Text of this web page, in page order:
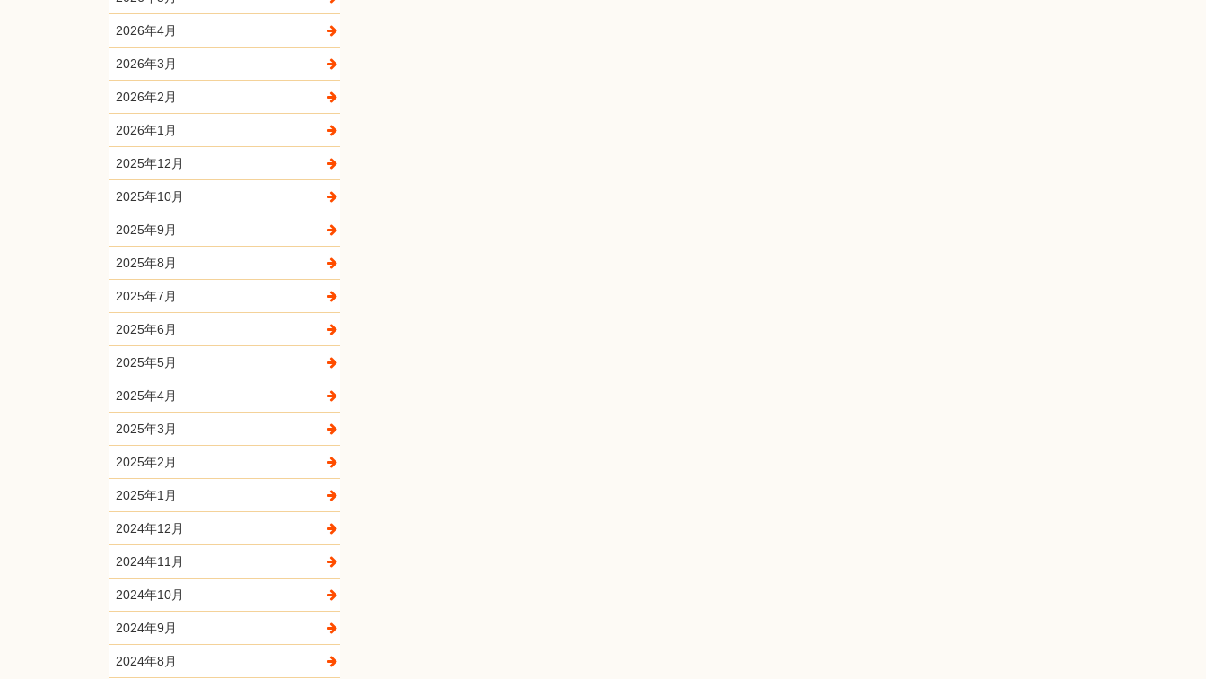
2026年4月
2026年3月
2026年2月
2026年1月
2025年12月
2025年10月
2025年9月
2025年8月
2025年7月
2025年6月
2025年5月
2025年4月
2025年3月
2025年2月
2025年1月
2024年12月
2024年11月
2024年10月
2024年9月
2024年8月